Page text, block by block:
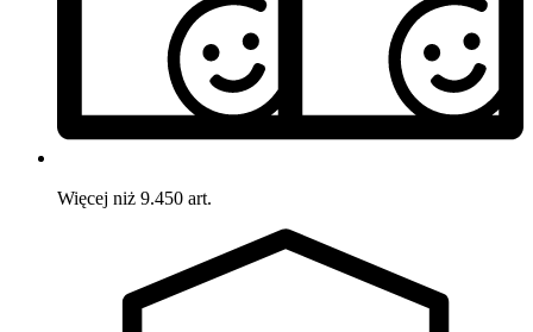
Więcej niż 9.450 art.